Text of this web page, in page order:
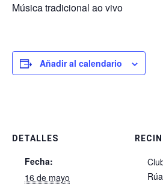
Música tradicional ao vivo
Añadir al calendario
DETALLES
Fecha:
16 de mayo